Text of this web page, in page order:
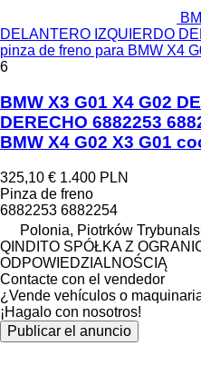
DELANTERO IZQUIERDO
pinza de freno para BMW X4
6
BMW X3 G01 X4 G02
DERECHO 6882253
BMW X4 G02 X3 G01
325,10 € 1.400 PLN
Pinza de freno
6882253 6882254
Polonia, Piotrków
QINDITO SPÓŁKA Z
ODPOWIEDZIALNOŚCIĄ
Contacte con el vendedor
¿Vende vehículos o
¡Hagalo con nosotros!
Publicar el anuncio